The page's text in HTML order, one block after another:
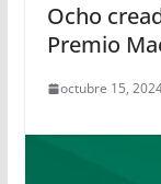
Ocho
Premio
octubre 15,